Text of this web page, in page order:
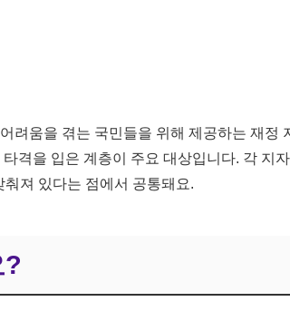
려움을 겪는 국민들을 위해 제공하는 재정
격을 입은 계층이 주요 대상입니다. 각 지
져 있다는 점에서 공통돼요.
?